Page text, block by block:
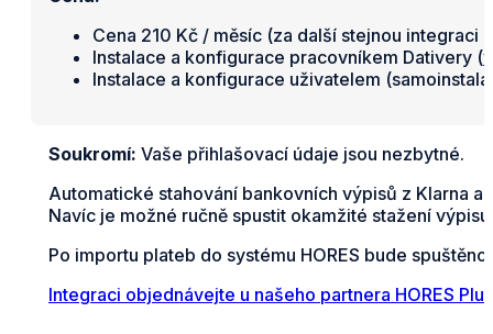
Cena 210 Kč / měsíc (za další stejnou integraci
Instalace a konfigurace pracovníkem Dativery (
Instalace a konfigurace uživatelem
Soukromí: Vaše přihlašovací údaje jsou nezbytné.
Automatické stahování bankovních výpisů z Klarna
Navíc je možné ručně spustit okamžité stažení
Po importu plateb do systému HORES bude
Integraci objednávejte u našeho partnera HORES Plus